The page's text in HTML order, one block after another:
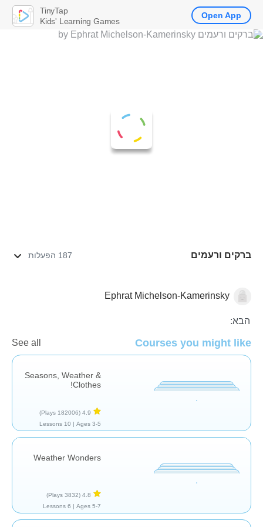
ברקים ורעמים 187 הפעלות
השפה העברית
Ephrat Michelson-Kamerinsky
הבא:
Courses you might like
See all
Seasons, Weather &
Clothes!
4.9
(182006 Plays)
Ages 3-5 |
10 Lessons
Weather Wonders
4.8
(3832 Plays)
Ages 5-7 |
6 Lessons
TinyTap
Kids' Learning Games
Open App